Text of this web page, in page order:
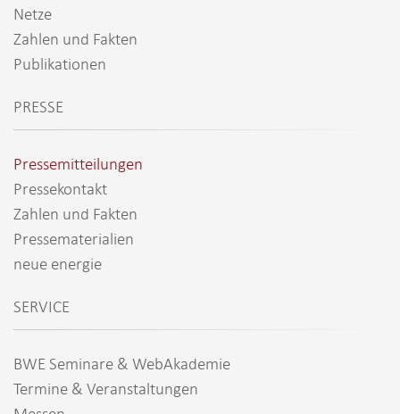
Netze
Zahlen und Fakten
Publikationen
PRESSE
Pressemitteilungen
Pressekontakt
Zahlen und Fakten
Pressematerialien
neue energie
SERVICE
BWE Seminare & WebAkademie
Termine & Veranstaltungen